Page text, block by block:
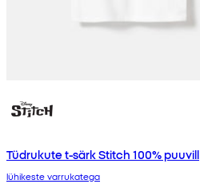
Tüdrukute t-särk Stitch 100% puuvill
lühikeste varrukatega